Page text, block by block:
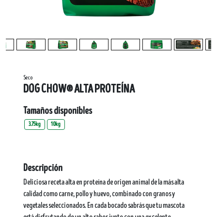
Seco
DOG CHOW® ALTA PROTEÍNA​
Tamaños disponibles
3.75kg 10kg
Descripción
Deliciosa receta alta en proteína de origen animal de la más alta
calidad como carne, pollo y huevo, combinado con granos y
vegetales seleccionados. En cada bocado sabrás que tu mascota